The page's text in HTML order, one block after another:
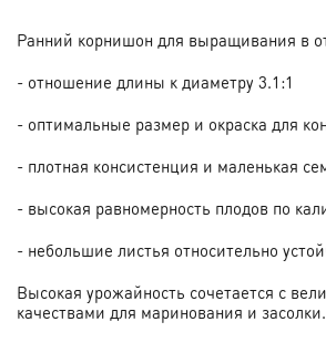
Ранний корнишон для выращивания в
- отношение длины к диаметру 3.1:1
- оптимальные размер и окраска для
- плотная консистенция и маленькая
- высокая равномерность плодов по
- небольшие листья относительно
Высокая урожайность сочетается с
качествами для маринования и засолки.